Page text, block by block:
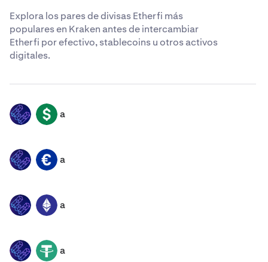
Explora los pares de divisas Etherfi más
populares en Kraken antes de intercambiar
Etherfi por efectivo, stablecoins u otros activos
digitales.
ETHFI USD a
ETHFI EUR a
ETHFI ETH a
ETHFI USDT a